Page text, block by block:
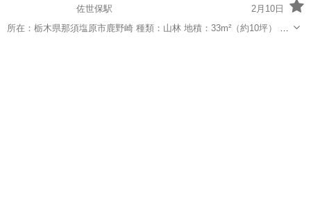
佐世保駅
2月10日
所在：栃木県那須塩原市鹿野崎 種類：山林 地積：33m²（約10坪） 価